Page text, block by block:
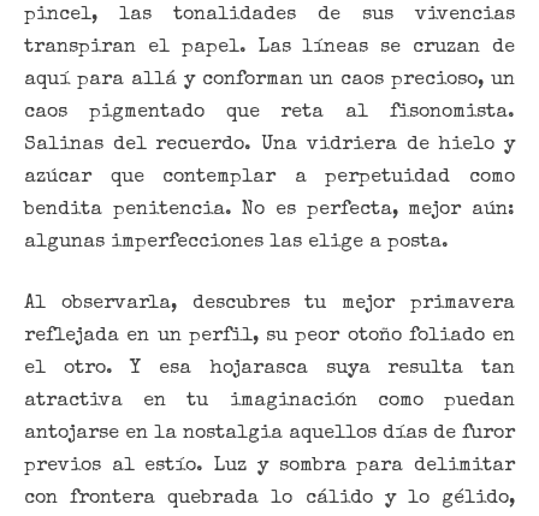
pincel, las tonalidades de sus vivencias
transpiran el papel. Las líneas se cruzan de
aquí para allá y conforman un caos precioso, un
caos pigmentado que reta al fisonomista.
Salinas del recuerdo. Una vidriera de hielo y
azúcar que contemplar a perpetuidad como
bendita penitencia. No es perfecta, mejor aún:
algunas imperfecciones las elige a posta.
Al observarla, descubres tu mejor primavera
reflejada en un perfil, su peor otoño foliado en
el otro. Y esa hojarasca suya resulta tan
atractiva en tu imaginación como puedan
antojarse en la nostalgia aquellos días de furor
previos al estío. Luz y sombra para delimitar
con frontera quebrada lo cálido y lo gélido,